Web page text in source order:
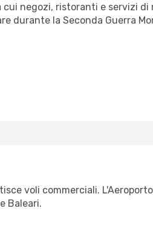
negozi, ristoranti e servizi
durante la Seconda Guerra
voli commerciali.
Baleari.